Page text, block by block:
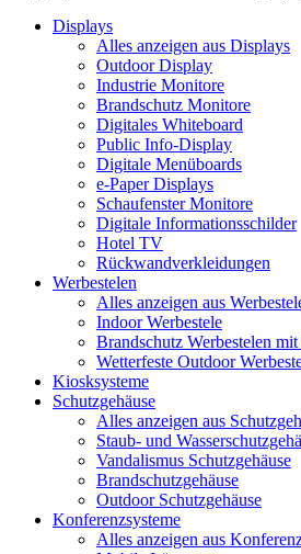
Displays
Alles anzeigen aus Displays
Outdoor Display
Industrie Monitore
Brandschutz Monitore
Digitales Whiteboard
Public Info-Display
Digitale Menüboards
e-Paper Displays
Schaufenster Monitore
Digitale Informationsschilder
Hotel TV
Rückwandverkleidungen
Werbestelen
Alles anzeigen aus
Indoor Werbestele
Brandschutz Werbestelen
Wetterfeste Outdoor
Kiosksysteme
Schutzgehäuse
Alles anzeigen aus
Staub- und
Vandalismus Schutzgehäuse
Brandschutzgehäuse
Outdoor Schutzgehäuse
Konferenzsysteme
Alles anzeigen aus